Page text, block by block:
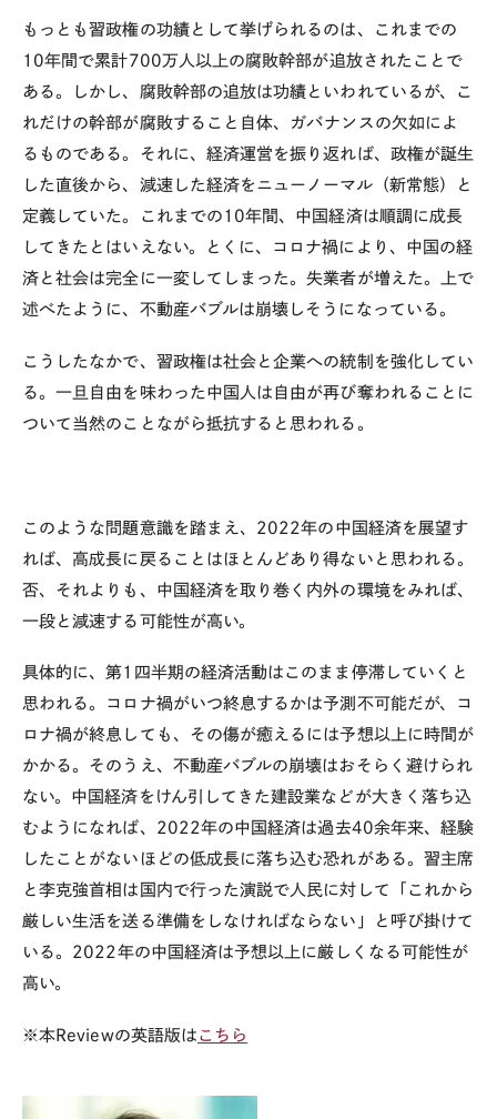
もっとも習政権の功績として挙げられるのは、これまでの
10年間で累計700万人以上の腐敗幹部が追放されたことで
ある。しかし、腐敗幹部の追放は功績といわれているが、こ
れだけの幹部が腐敗すること自体、ガバナンスの欠如によ
るものである。それに、経済運営を振り返れば、政権が誕生
した直後から、減速した経済をニューノーマル（新常態）と
定義していた。これまでの 10年間、中国経済は順調に成長
してきたとはいえない。とくに、コロナ禍により、中国の経
済と社会は完全に一変してしまった。失業者が増えた。上で
述べたように、不動産バブルは崩壊しそうになっている。
こうしたなかで、習政権は社会と企業への統制を強化してい
る。一旦自由を味わった中国人は自由が再び奪われることに
ついて当然のことながら抵抗すると思われる。
このような問題意識を踏まえ、 2022年の中国経済を展望す
れば、高成長に戻ることはほとんどあり得ないと思われる。
否、それよりも、中国経済を取り巻く内外の環境をみれば、
一段と減速する可能性が高い。
具体的に、第1 四半期の経済活動はこのまま停滞していくと
思われる。コロナ禍がいつ終息するかは予測不可能だが、コ
ロナ禍が終息しても、その傷が癒えるには予想以上に時間が
かかる。そのうえ、不動産バブルの崩壊はおそらく避けられ
ない。中国経済をけん引してきた建設業などが大きく落ち込
むようになれば、 2022年の中国経済は過去40余年来、経験
したことがないほどの低成長に落ち込む恐れがある。習主席
と李克強首相は国内で行った演説で人民に対して「これから
厳しい生活を送る準備をしなければならない」と呼び掛けて
いる。 2022 年の中国経済は予想以上に厳しくなる可能性が
高い。
※本Reviewの英語版は こちら